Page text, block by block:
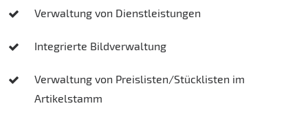
Verwaltung von Dienstleistungen
Integrierte Bildverwaltung
Verwaltung von Preislisten/Stücklisten im
Artikelstamm